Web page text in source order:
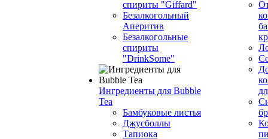
спириты "Giffard"
Безалкогольный
Аперитив
Безалкогольные
спириты
"DrinkSome"
Ингредиенты для Bubble
Tea
Бамбуковые листья
Джусболлы
Тапиока